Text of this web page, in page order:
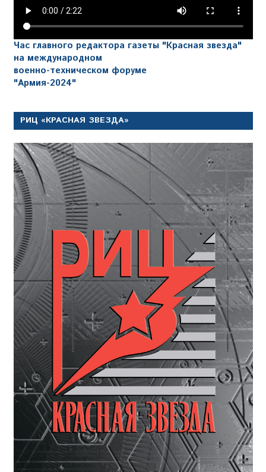
Час главного редактора газеты "Красная звезда"
на международном
военно-техническом форуме
"Армия-2024"
РИЦ «КРАСНАЯ ЗВЕЗДА»